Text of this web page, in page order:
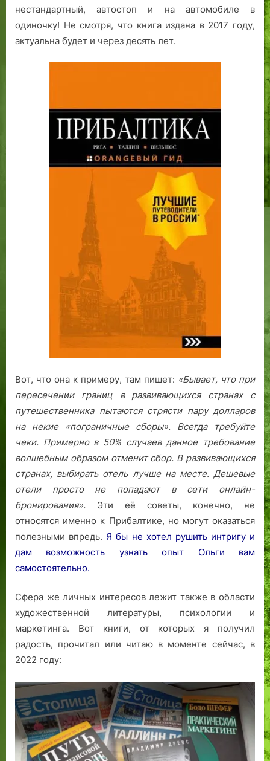
нестандартный, автостоп и на автомобиле в
одиночку! Не смотря, что книга издана в 2017 году,
актуальна будет и через десять лет.
Вот, что она к примеру, там пишет: «Бывает, что при
пересечении границ в развивающихся странах с
путешественника пытаются стрясти пару долларов
на некие «пограничные сборы». Всегда требуйте
чеки. Примерно в 50% случаев данное требование
волшебным образом отменит сбор. В развивающихся
странах, выбирать отель лучше на месте. Дешевые
отели просто не попадают в сети онлайн-
бронирования». Эти её советы, конечно, не
относятся именно к Прибалтике, но могут оказаться
полезными впредь. Я бы не хотел рушить интригу и
дам возможность узнать опыт Ольги вам
самостоятельно.
Сфера же личных интересов лежит также в области
художественной литературы, психологии и
маркетинга. Вот книги, от которых я получил
радость, прочитал или читаю в моменте сейчас, в
2022 году: